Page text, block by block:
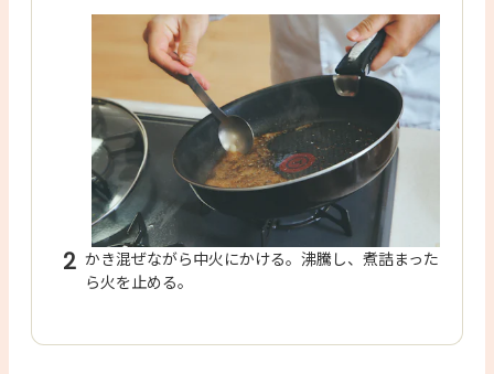
2 かき混ぜながら中火にかける。沸騰し、煮詰まった
ら火を止める。